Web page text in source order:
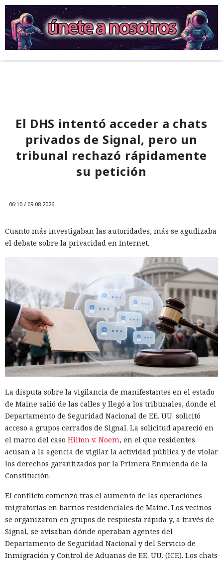
El DHS intentó acceder a chats
privados de Signal, pero un
tribunal rechazó rápidamente
su petición
06:10 / 09.08.2026
Cuanto más investigaban las autoridades, más se agudizaba
el debate sobre la privacidad en Internet.
La disputa sobre la vigilancia de manifestantes en el estado
de Maine salió de las calles y llegó a los tribunales, donde el
Departamento de Seguridad Nacional de EE. UU. solicitó
acceso a grupos cerrados de Signal. La solicitud apareció en
el marco del caso Hilton v. Noem, en el que residentes
acusan a la agencia de vigilar la actividad pública y de violar
los derechos garantizados por la Primera Enmienda de la
Constitución.
El conflicto comenzó tras el aumento de las operaciones
migratorias en barrios residenciales de Maine. Los vecinos
se organizaron en grupos de respuesta rápida y, a través de
Signal, se avisaban dónde operaban agentes del
Departamento de Seguridad Nacional y del Servicio de
Inmigración y Control de Aduanas de EE. UU. (ICE). Los chats